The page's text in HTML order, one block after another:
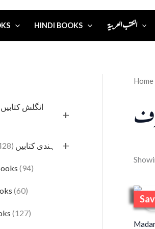
HINDI BOOKS الكتب العربية
English Books انگلش کتابیں
+
Hindi Books ہندی کتابیں (428) +
(94)
(60)
(127)
Home